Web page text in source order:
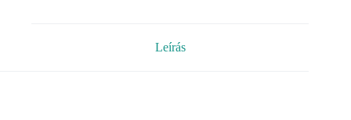
Leírás